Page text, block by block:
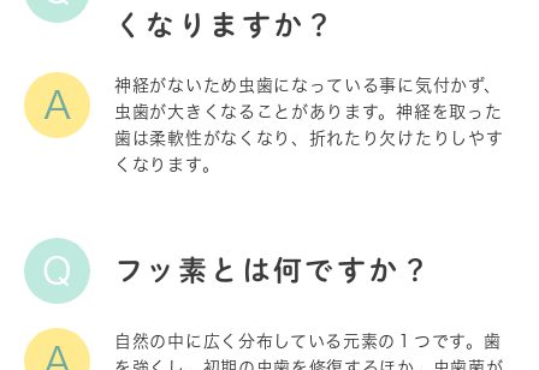
くなりますか？
A
神経がないため虫歯になっている事に気付かず、
虫歯が大きくなることがあります。神経を取った
歯は柔軟性がなくなり、折れたり欠けたりしやす
くなります。
Q フッ素とは何ですか？
A
自然の中に広く分布している元素の１つです。歯